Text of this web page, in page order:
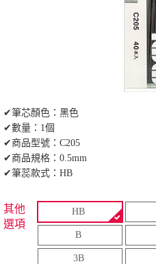
✔筆芯顏色：黑色
✔數量：1個
✔商品型號：C205
✔商品規格：0.5mm
✔筆蕊款式：HB
其他
選項
HB
B
3B